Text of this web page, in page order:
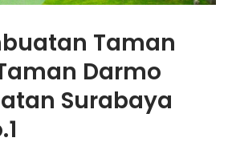
Taman
Darmo
Surabaya